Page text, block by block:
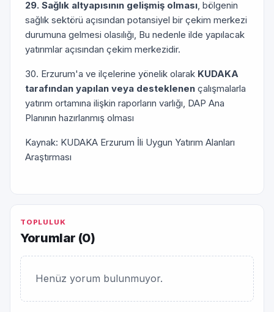
29. Sağlık altyapısının gelişmiş olması, bölgenin
sağlık sektörü açısından potansiyel bir çekim merkezi
durumuna gelmesi olasılığı, Bu nedenle ilde yapılacak
yatırımlar açısından çekim merkezidir.
30. Erzurum'a ve ilçelerine yönelik olarak KUDAKA
tarafından yapılan veya desteklenen çalışmalarla
yatırım ortamına ilişkin raporların varlığı, DAP Ana
Planının hazırlanmış olması
Kaynak: KUDAKA Erzurum İli Uygun Yatırım Alanları
Araştırması
TOPLULUK
Yorumlar (0)
Henüz yorum bulunmuyor.